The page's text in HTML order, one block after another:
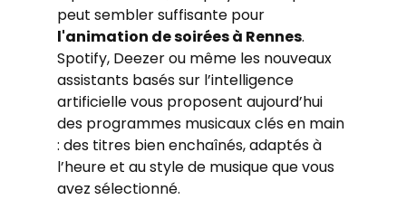
peut sembler suffisante pour
l'animation de soirées à Rennes.
Spotify, Deezer ou même les nouveaux
assistants basés sur l’intelligence
artificielle vous proposent aujourd’hui
des programmes musicaux clés en main
: des titres bien enchaînés, adaptés à
l’heure et au style de musique que vous
avez sélectionné.